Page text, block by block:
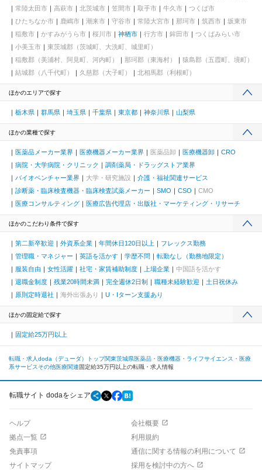
常陸太田市
高萩市 北茨城市 笠間市 取手市 牛久市
つくば市
ひたちなか市
鹿嶋市 潮来市 守谷市 常陸大宮市 那珂市 筑西市
坂東市
稲敷市
かすみがうら市 桜川市 神栖市 行方市 鉾田市
つくばみらい市
小美玉市
東茨城郡（茨城町、大洗町、城里町）
稲敷郡（美浦村、阿見町、河内町）
那珂郡（東海村）
猿島郡（五霞町、境町）
結城郡（八千代町）
久慈郡（大子町） 北相馬郡（利根町）
ほかのエリアで探す
栃木県 群馬県 埼玉県 千葉県 東京都 神奈川県 山梨県
ほかの業種で探す
医薬品メーカー業界 医療機器メーカー業界 医薬品卸 医療機器卸
CRO
病院・大学病院・クリニック
調剤薬局・ドラッグストア業界
バイオベンチャー業界
大学・研究施設
介護・福祉関連サービス
診断薬・臨床検査機器・臨床検査試薬メーカー
SMO CSO
CMO
医療コンサルティング
医療広告代理店・出版社・マーケティング・リサーチ
ほかのこだわり条件で探す
第二新卒歓迎 外資系企業 年間休日120日以上
フレックス勤務
管理職・マネジャー
英語を活かす 学歴不問
転勤なし（勤務地限定）
服装自由
女性活躍 社宅・家賃補助制度 上場企業
中国語を活かす
退職金制度
残業20時間未満 完全週休2日制 職種未経験歓迎
土日祝休み
原則定時退社
海外出張あり U・Iターン支援あり
ほかの固定給で探す
固定給25万円以上
転職・求人doda（デューダ）トップ関東茨城県医薬品・医療機器・ライフサイエンス・医療
系サービス その他医療関連固定給35万円以上の転職・求人情報
転職サイト dodaをシェア
ヘルプ
会社概要
拠点一覧
利用規約
免責事項
通信に関する情報の利用について
サイトマップ
採用を検討中の方へ